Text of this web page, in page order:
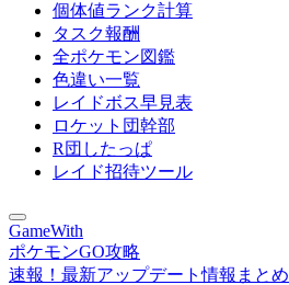
個体値ランク計算
タスク報酬
全ポケモン図鑑
色違い一覧
レイドボス早見表
ロケット団幹部
R団したっぱ
レイド招待ツール
GameWith
ポケモンGO攻略
速報！最新アップデート情報まとめ